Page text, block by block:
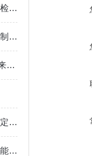
三菱噪声滤波器维护指南：定期检查、清洁与延长使用寿命的关键技巧
三菱重工长谷川减速机在半导体制造设备传动系统中的适配应用
FR-F840-0.75K三菱变频器买回来第一步该做什么？开箱验收与上电检查清单
三菱噪声滤波器选购指南：从额定电流、频率范围到适配场景
减速机SEHV125R-200有哪些性能参数和特点呢？